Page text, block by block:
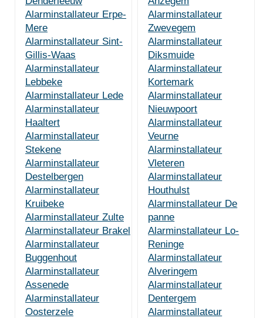
Alarminstallateur Erpe-
Mere
Alarminstallateur Sint-
Gillis-Waas
Alarminstallateur
Lebbeke
Alarminstallateur Lede
Alarminstallateur
Haaltert
Alarminstallateur
Stekene
Alarminstallateur
Destelbergen
Alarminstallateur
Kruibeke
Alarminstallateur Zulte
Alarminstallateur Brakel
Alarminstallateur
Buggenhout
Alarminstallateur
Assenede
Alarminstallateur
Oosterzele
Alarminstallateur
Zwevegem
Alarminstallateur
Diksmuide
Alarminstallateur
Kortemark
Alarminstallateur
Nieuwpoort
Alarminstallateur
Veurne
Alarminstallateur
Vleteren
Alarminstallateur
Houthulst
Alarminstallateur De
panne
Alarminstallateur Lo-
Reninge
Alarminstallateur
Alveringem
Alarminstallateur
Dentergem
Alarminstallateur